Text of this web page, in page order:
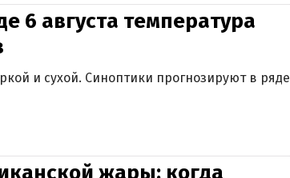
6 августа температура
и сухой. Синоптики прогнозируют в ряде
жары: когда